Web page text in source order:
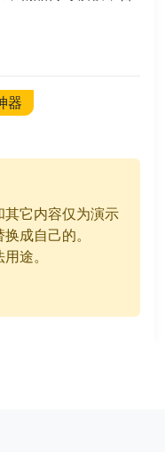
器
它内容仅为演示
成自己的。
途。